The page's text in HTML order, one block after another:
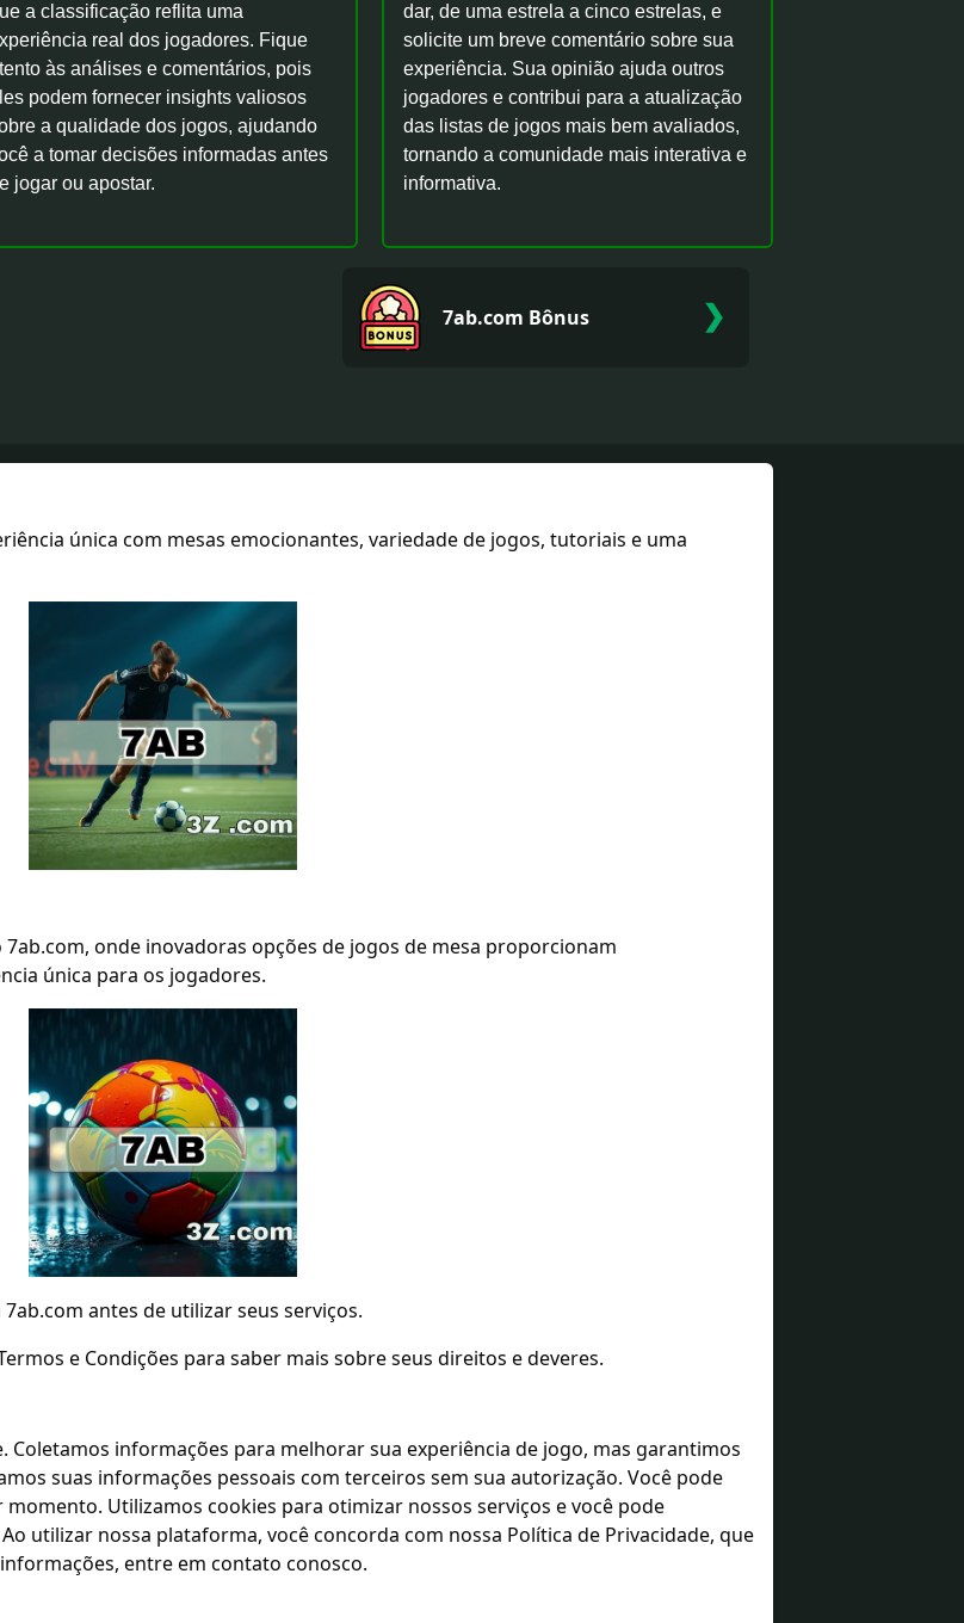
a classificação reflita uma
real dos jogadores. Fique
às análises e comentários, pois
podem fornecer insights valiosos
a qualidade dos jogos, ajudando
a tomar decisões informadas antes
jogar ou apostar.
dar, de uma estrela a cinco estrelas, e
solicite um breve comentário sobre sua
experiência. Sua opinião ajuda outros
jogadores e contribui para a atualização
das listas de jogos mais bem avaliados,
tornando a comunidade mais interativa e
informativa.
7ab.com Bônus ❯
única com mesas emocionantes, variedade de jogos, tutoriais e uma
onde inovadoras opções de jogos de mesa proporcionam
única para os jogadores.
antes de utilizar seus serviços.
e Condições para saber mais sobre seus direitos e deveres.
Coletamos informações para melhorar sua experiência de jogo, mas garantimos
suas informações pessoais com terceiros sem sua autorização. Você pode
Utilizamos cookies para otimizar nossos serviços e você pode
utilizar nossa plataforma, você concorda com nossa Política de Privacidade, que
entre em contato conosco.